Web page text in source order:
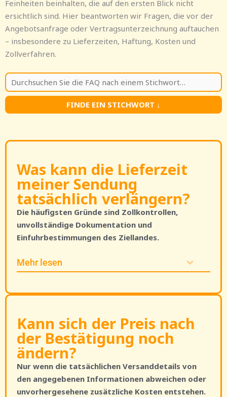
Feinheiten beinhalten, die auf den ersten Blick nicht
ersichtlich sind. Hier beantworten wir Fragen, die vor der
Angebotsanfrage oder Vertragsunterzeichnung auftauchen
– insbesondere zu Lieferzeiten, Haftung, Kosten und
Zollverfahren.
FINDE EIN STICHWORT ↓
Was kann die Lieferzeit
meiner Sendung
tatsächlich verlängern?
Die häufigsten Gründe sind Zollkontrollen,
unvollständige Dokumentation und
Einfuhrbestimmungen des Ziellandes.
Mehr lesen
Kann sich der Preis nach
der Bestätigung noch
ändern?
Nur wenn die tatsächlichen Versanddetails von
den angegebenen Informationen abweichen oder
unvorhergesehene zusätzliche Kosten entstehen.